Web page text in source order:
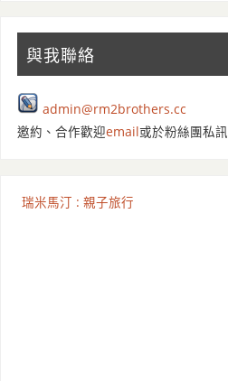
與我聯絡
admin@rm2brothers.cc
邀約、合作歡迎email或於粉絲團私訊
瑞米馬汀 : 親子旅行